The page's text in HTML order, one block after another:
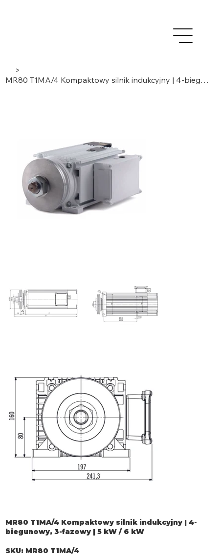
>
MR80 T1MA/4 Kompaktowy silnik indukcyjny | 4-biegunowy, 3-fazowy | 5 kW / 6 kW
MR80 T1MA/4 Kompaktowy silnik indukcyjny | 4-
biegunowy, 3-fazowy | 5 kW / 6 kW
SKU: SKU
MR80
MR80 T1MA/4